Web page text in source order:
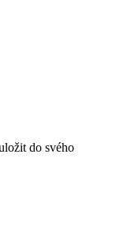
do svého